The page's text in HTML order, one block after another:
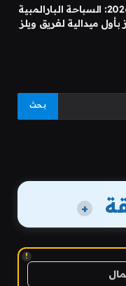
ألعاب الكومنولث 2026: السباحة البارالمبية
بأول ميدالية لفريق ويلز
+
!